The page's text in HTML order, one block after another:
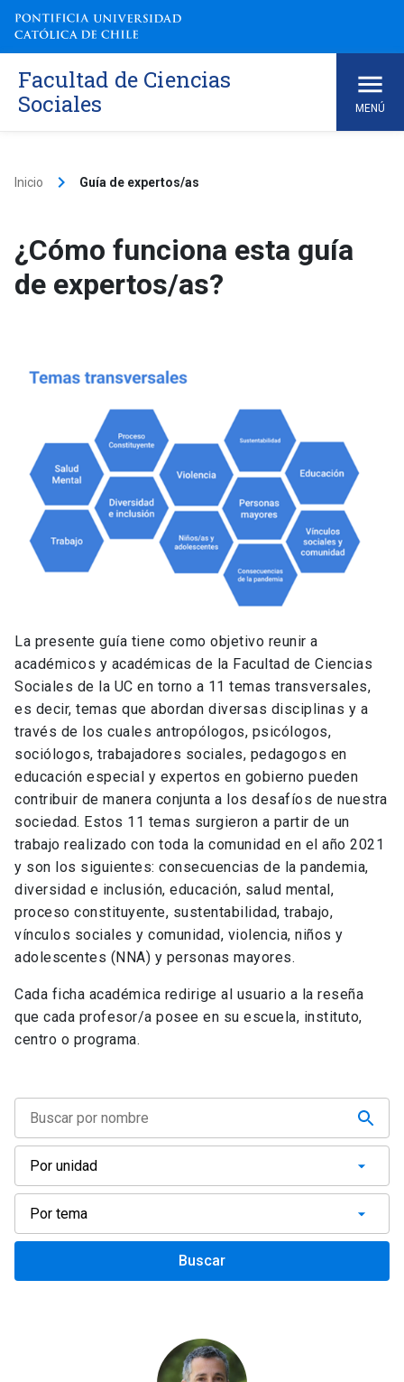
Skip
content
Facultad de Ciencias
Sociales
MENÚ
Inicio keyboard_arrow_right Guía de expertos/as
¿Cómo funciona esta guía
de expertos/as?
La presente guía tiene como objetivo reunir a
académicos y académicas de la Facultad de Ciencias
Sociales de la UC en torno a 11 temas transversales,
es decir, temas que abordan diversas disciplinas y a
través de los cuales antropólogos, psicólogos,
sociólogos, trabajadores sociales, pedagogos en
educación especial y expertos en gobierno pueden
contribuir de manera conjunta a los desafíos de nuestra
sociedad. Estos 11 temas surgieron a partir de un
trabajo realizado con toda la comunidad en el año 2021
y son los siguientes: consecuencias de la pandemia,
diversidad e inclusión, educación, salud mental,
proceso constituyente, sustentabilidad, trabajo,
vínculos sociales y comunidad, violencia, niños y
adolescentes (NNA) y personas mayores.
Cada ficha académica redirige al usuario a la reseña
que cada profesor/a posee en su escuela, instituto,
centro o programa.
Buscar